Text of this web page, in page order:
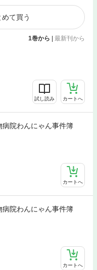
て買う
1巻から 最新刊から
試し読み カートへ
院わんにゃん事件簿
カートへ
院わんにゃん事件簿
カートへ